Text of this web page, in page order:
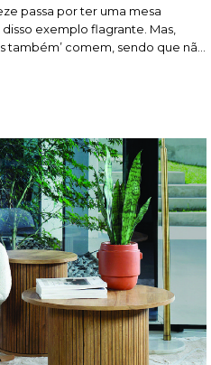
passa por ter uma mesa
exemplo flagrante. Mas,
também’ comem, sendo que não
também pesa a forma como a
de mesa tem, pois, um […]